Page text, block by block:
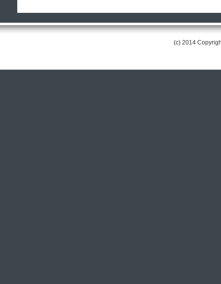
(c) 2014